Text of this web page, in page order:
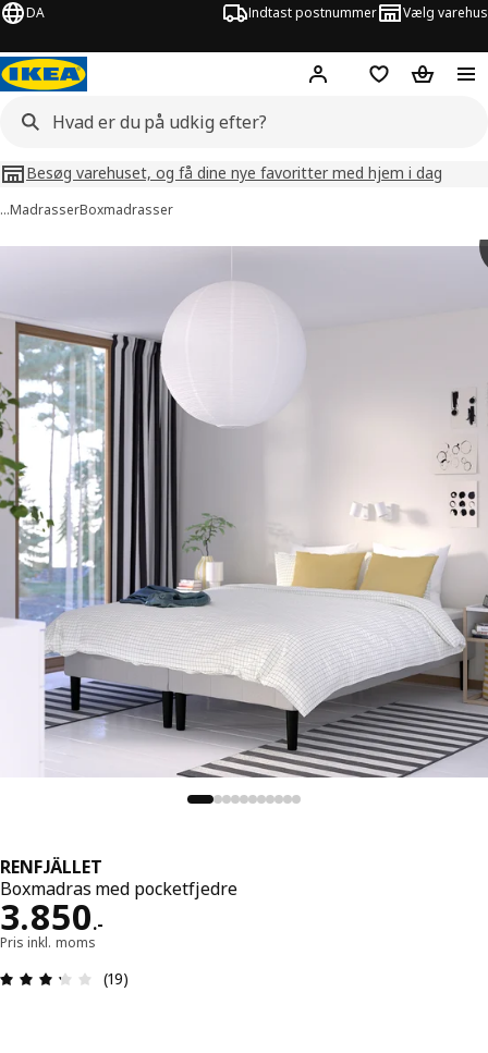
DA Indtast postnummer Vælg varehus
Hej! Log ind her
Huskeliste
Kurv
Besøg varehuset, og få dine nye favoritter med hjem i dag
…MadrasserBoxmadrasser
RENFJÄLLET
Boxmadras med pocketfjedre
3.850.-
Pris 3850.-
Pris inkl. moms
Anmeldelse: 3.3 Ud af 5 Stjerner. Anmeldelser i
(19)